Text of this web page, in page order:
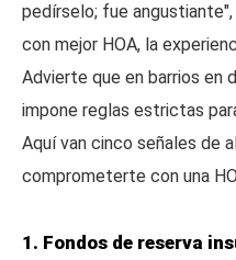
pedírselo; fue
con mejor HOA, la
Advierte que en barrios en
impone reglas estrictas
Aquí van cinco señales de
comprometerte con una
1. Fondos de reserva